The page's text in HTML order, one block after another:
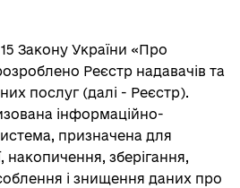
Закону України «Про
Реєстр надавачів та
послуг (далі - Реєстр).
інформаційно-
призначена для
накопичення, зберігання,
і знищення даних про